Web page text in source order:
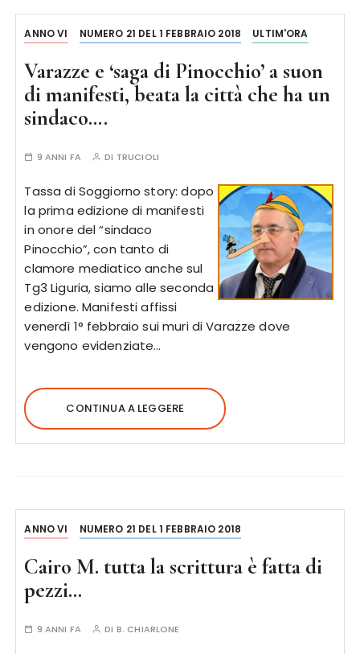
ANNO VI NUMERO 21 DEL 1 FEBBRAIO 2018 ULTIM'ORA
Varazze e ‘saga di Pinocchio’ a suon
di manifesti, beata la città che ha un
sindaco….
9 ANNI FA DI TRUCIOLI
Tassa di Soggiorno story: dopo
la prima edizione di manifesti
in onore del “sindaco
Pinocchio”, con tanto di
clamore mediatico anche sul
Tg3 Liguria, siamo alle seconda
edizione. Manifesti affissi
venerdì 1° febbraio sui muri di Varazze dove
vengono evidenziate…
CONTINUA A LEGGERE
ANNO VI NUMERO 21 DEL 1 FEBBRAIO 2018
Cairo M. tutta la scrittura è fatta di
pezzi…
9 ANNI FA DI B. CHIARLONE